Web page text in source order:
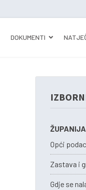
DOKUMENTI
ŽUPANIJA
Opći
Zastava i
Gdje se